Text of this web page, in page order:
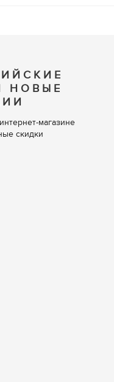
НОВЫЕ
магазине
скидки